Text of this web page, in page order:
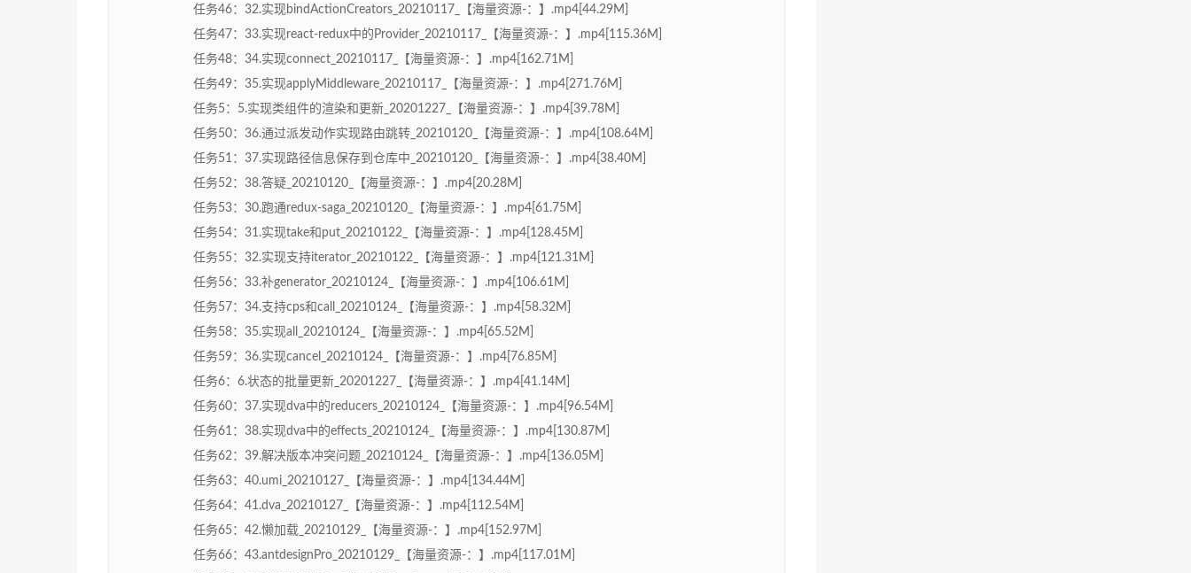
任务46：32.实现bindActionCreators_20210117_【海量资源-：】.mp4[44.29M]
任务47：33.实现react-redux中的Provider_20210117_【海量资源-：】.mp4[115.36M]
任务48：34.实现connect_20210117_【海量资源-：】.mp4[162.71M]
任务49：35.实现applyMiddleware_20210117_【海量资源-：】.mp4[271.76M]
任务5：5.实现类组件的渲染和更新_20201227_【海量资源-：】.mp4[39.78M]
任务50：36.通过派发动作实现路由跳转_20210120_【海量资源-：】.mp4[108.64M]
任务51：37.实现路径信息保存到仓库中_20210120_【海量资源-：】.mp4[38.40M]
任务52：38.答疑_20210120_【海量资源-：】.mp4[20.28M]
任务53：30.跑通redux-saga_20210120_【海量资源-：】.mp4[61.75M]
任务54：31.实现take和put_20210122_【海量资源-：】.mp4[128.45M]
任务55：32.实现支持iterator_20210122_【海量资源-：】.mp4[121.31M]
任务56：33.补generator_20210124_【海量资源-：】.mp4[106.61M]
任务57：34.支持cps和call_20210124_【海量资源-：】.mp4[58.32M]
任务58：35.实现all_20210124_【海量资源-：】.mp4[65.52M]
任务59：36.实现cancel_20210124_【海量资源-：】.mp4[76.85M]
任务6：6.状态的批量更新_20201227_【海量资源-：】.mp4[41.14M]
任务60：37.实现dva中的reducers_20210124_【海量资源-：】.mp4[96.54M]
任务61：38.实现dva中的effects_20210124_【海量资源-：】.mp4[130.87M]
任务62：39.解决版本冲突问题_20210124_【海量资源-：】.mp4[136.05M]
任务63：40.umi_20210127_【海量资源-：】.mp4[134.44M]
任务64：41.dva_20210127_【海量资源-：】.mp4[112.54M]
任务65：42.懒加载_20210129_【海量资源-：】.mp4[152.97M]
任务66：43.antdesignPro_20210129_【海量资源-：】.mp4[117.01M]